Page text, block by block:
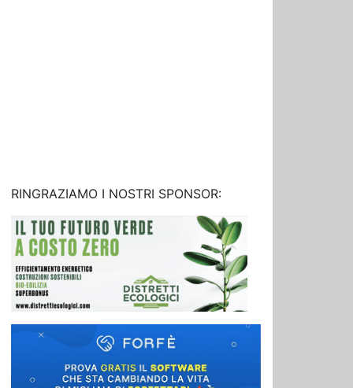
RINGRAZIAMO I NOSTRI SPONSOR: